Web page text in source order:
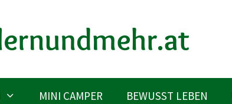
MINI CAMPER BEWUSST LEBEN